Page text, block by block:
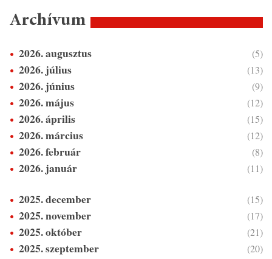
Archívum
2026. augusztus (5)
2026. július (13)
2026. június (9)
2026. május (12)
2026. április (15)
2026. március (12)
2026. február (8)
2026. január (11)
2025. december (15)
2025. november (17)
2025. október (21)
2025. szeptember (20)